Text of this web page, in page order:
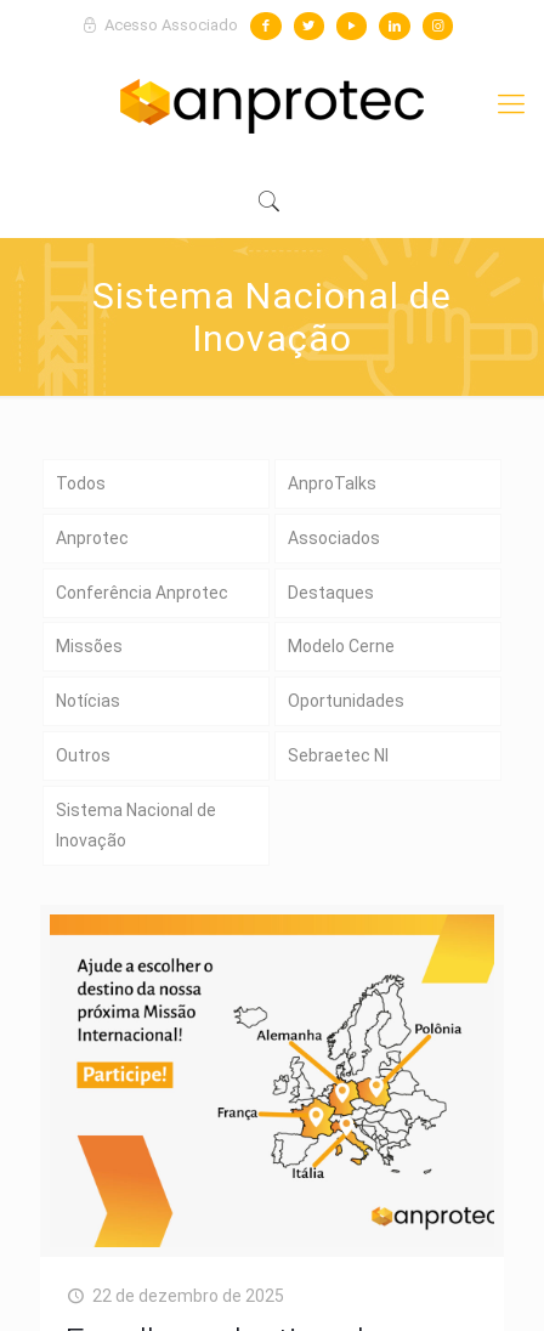
Acesso Associado
Sistema Nacional de
Inovação
Todos AnproTalks
Anprotec Associados
Conferência Anprotec Destaques
Missões Modelo Cerne
Notícias Oportunidades
Outros Sebraetec NI
Sistema Nacional de
Inovação
22 de dezembro de 2025